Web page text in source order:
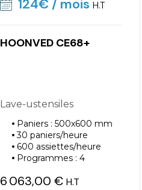
124€/ mois H.T
HOONVED CE68+
Lave-ustensiles
Paniers : 500x600 mm
30 paniers/heure
600 assiettes/heure
Programmes : 4
6 063,00 € H.T